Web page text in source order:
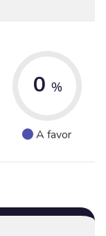
0 %
A favor